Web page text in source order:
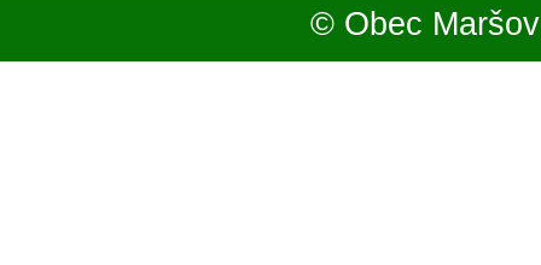
© Obec